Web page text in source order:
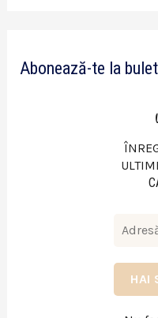
o
Abonează-te la